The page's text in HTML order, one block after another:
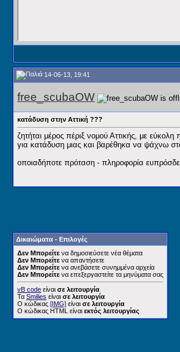
14-06-13, 19:41
free_scubaOW
κατάδυση στην Αττική ???
ζητήται μέρος πέριξ νομού Αττικής, με
για κατάδυση μιας και βαρέθηκα να ψάχνω
οποιαδήποτε πρόταση - πληροφορία
Δικαιώματα - Επιλογές
Δεν Μπορείτε να δημοσιεύσετε νέα θέματα
Δεν Μπορείτε να απαντήσετε
Δεν Μπορείτε να ανεβάσετε συνημμένα αρχεία
Δεν Μπορείτε να επεξεργαστείτε τα μηνύματα σας
vB code είναι σε λειτουργία
Τα Smilies είναι σε λειτουργία
Ο κώδικας [IMG] είναι σε λειτουργία
Ο κώδικας HTML είναι εκτός λειτουργίας